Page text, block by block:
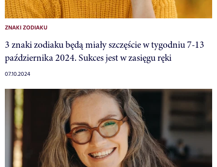
ZNAKI ZODIAKU
3 znaki zodiaku będą miały szczęście w tygodniu 7-13
października 2024. Sukces jest w zasięgu ręki
07.10.2024